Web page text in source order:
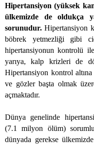
Hipertansiyon (yüksek
ülkemizde de oldukça
sorunudur. Hipertansiyon
böbrek yetmezliği gibi
hipertansiyonun kontrolü
yarıya, kalp krizleri de
Hipertansiyon kontrol altına
ve gözler başta olmak
açmaktadır.
Dünya genelinde
(7.1 milyon ölüm)
dünyada gerekse